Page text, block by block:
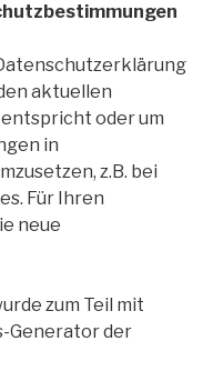
aktuellen
oder um
in
z.B. bei
Für Ihren
neue
zum Teil mit
Generator der